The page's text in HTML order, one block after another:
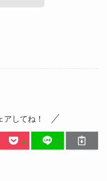
いるのか？
ぞれ見ていきましょ
アしてね！